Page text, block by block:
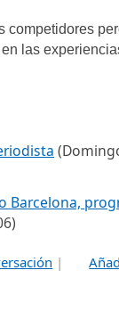
competidores
las
Barcelona,
|